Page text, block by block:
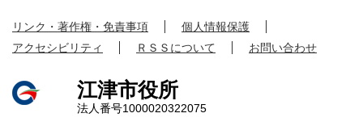
リンク・著作権・免責事項
個人情報保護
アクセシビリティ
ＲＳＳについて お問い合わせ
江津市役所
法人番号1000020322075